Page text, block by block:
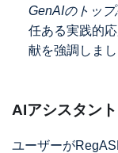
GenAIのトッ
任ある実践的
献を強調しま
AIアシスタン
ユーザーが